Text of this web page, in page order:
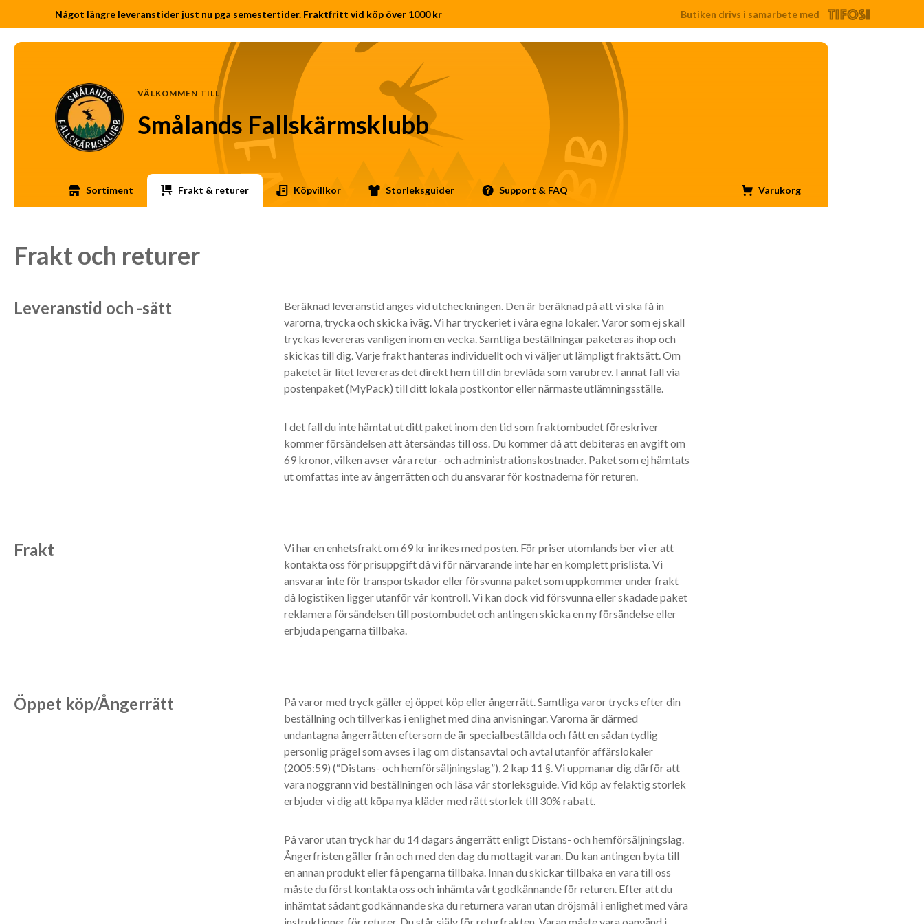
Något längre leveranstider just nu pga semestertider. Fraktfritt vid köp över 1000 kr Butiken drivs i samarbete med
Tifosi
VÄLKOMMEN TILL
Smålands Fallskärmsklubb
Sortiment Frakt & returer Köpvillkor Storleksguider Support & FAQ Varukorg
Frakt och returer
Leveranstid och -sätt
Beräknad leveranstid anges vid utcheckningen. Den är beräknad på att vi ska få in
varorna, trycka och skicka iväg. Vi har tryckeriet i våra egna lokaler. Varor som ej skall
tryckas levereras vanligen inom en vecka. Samtliga beställningar paketeras ihop och
skickas till dig. Varje frakt hanteras individuellt och vi väljer ut lämpligt fraktsätt. Om
paketet är litet levereras det direkt hem till din brevlåda som varubrev. I annat fall via
postenpaket (MyPack) till ditt lokala postkontor eller närmaste utlämningsställe.
I det fall du inte hämtat ut ditt paket inom den tid som fraktombudet föreskriver
kommer försändelsen att återsändas till oss. Du kommer då att debiteras en avgift om
69 kronor, vilken avser våra retur- och administrationskostnader. Paket som ej hämtats
ut omfattas inte av ångerrätten och du ansvarar för kostnaderna för returen.
Frakt
Vi har en enhetsfrakt om 69 kr inrikes med posten. För priser utomlands ber vi er att
kontakta oss för prisuppgift då vi för närvarande inte har en komplett prislista. Vi
ansvarar inte för transportskador eller försvunna paket som uppkommer under frakt
då logistiken ligger utanför vår kontroll. Vi kan dock vid försvunna eller skadade paket
reklamera försändelsen till postombudet och antingen skicka en ny försändelse eller
erbjuda pengarna tillbaka.
Öppet köp/Ångerrätt
På varor med tryck gäller ej öppet köp eller ångerrätt. Samtliga varor trycks efter din
beställning och tillverkas i enlighet med dina anvisningar. Varorna är därmed
undantagna ångerrätten eftersom de är specialbeställda och fått en sådan tydlig
personlig prägel som avses i lag om distansavtal och avtal utanför affärslokaler
(2005:59) (“Distans- och hemförsäljningslag”), 2 kap 11 §. Vi uppmanar dig därför att
vara noggrann vid beställningen och läsa vår storleksguide. Vid köp av felaktig storlek
erbjuder vi dig att köpa nya kläder med rätt storlek till 30% rabatt.
På varor utan tryck har du 14 dagars ångerrätt enligt Distans- och hemförsäljningslag.
Ångerfristen gäller från och med den dag du mottagit varan. Du kan antingen byta till
en annan produkt eller få pengarna tillbaka. Innan du skickar tillbaka en vara till oss
måste du först kontakta oss och inhämta vårt godkännande för returen. Efter att du
inhämtat sådant godkännande ska du returnera varan utan dröjsmål i enlighet med våra